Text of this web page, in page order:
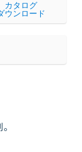
カタログ
ウンロード